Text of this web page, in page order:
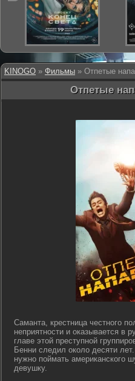
KINOGO » Фильмы » Отпетые
Отпетые
Саманта, крестница честного
неприятности и оказывается в
главе этой преступной
Бенни следил около десяти
нужно поймать американского
девушку.